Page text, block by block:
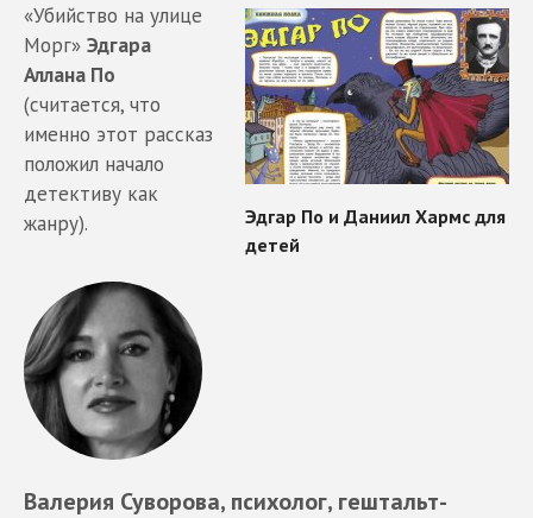
«Убийство на улице
Морг» Эдгара
Аллана По
(считается, что
именно этот рассказ
положил начало
детективу как
жанру).
Валерия Суворова, психолог, гештальт-